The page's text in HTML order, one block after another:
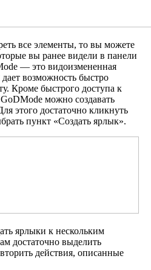
все элементы, то вы можете
вы ранее видели в панели
— это видоизмененная
возможность быстро
Кроме быстрого доступа к
можно создавать
этого достаточно кликнуть
пункт «Создать ярлык».
ярлыки к нескольким
достаточно выделить
действия, описанные